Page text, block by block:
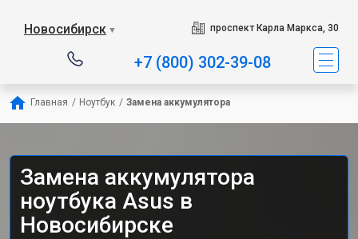
Новосибирск ▼ проспект Карла Маркса, 30
+7 (800) 302-39-08
Главная / Ноутбук / Замена аккумулятора
Замена аккумулятора
ноутбука Asus в
Новосибирске